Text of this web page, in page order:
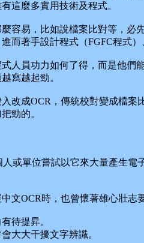
這麼多實用技術及程式。
易，比如說檔案比對等，必
而著手設計程式（FGFC程式
員功力如何了得，而是他們
寫越起勁。
成OCR，傳統校對變成檔案
勁的。
單位嘗試以它來大量產生電
OCR時，也曾懷著雄心壯志
待提昇。
大大干擾文字辨識。